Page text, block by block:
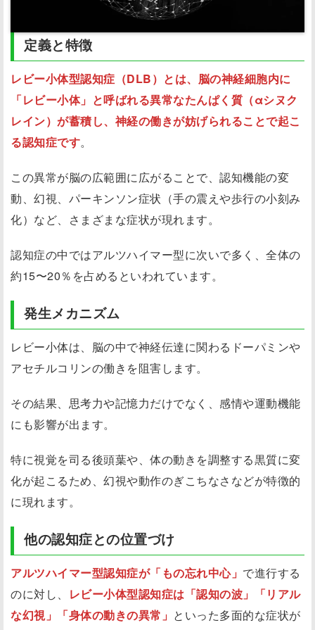
定義と特徴
レビー小体型認知症（DLB）とは、脳の神経細胞内に
「レビー小体」と呼ばれる異常なたんぱく質（αシヌク
レイン）が蓄積し、神経の働きが妨げられることで起こ
る認知症です。
この異常が脳の広範囲に広がることで、認知機能の変
動、幻視、パーキンソン症状（手の震えや歩行の小刻み
化）など、さまざまな症状が現れます。
認知症の中ではアルツハイマー型に次いで多く、全体の
約15〜20％を占めるといわれています。
発生メカニズム
レビー小体は、脳の中で神経伝達に関わるドーパミンや
アセチルコリンの働きを阻害します。
その結果、思考力や記憶力だけでなく、感情や運動機能
にも影響が出ます。
特に視覚を司る後頭葉や、体の動きを調整する黒質に変
化が起こるため、幻視や動作のぎこちなさなどが特徴的
に現れます。
他の認知症との位置づけ
アルツハイマー型認知症が「もの忘れ中心」 で進行する
のに対し、
レビー小体型認知症は「認知の波」「リアル
な幻視」「身体の動きの異常」 といった多面的な症状が